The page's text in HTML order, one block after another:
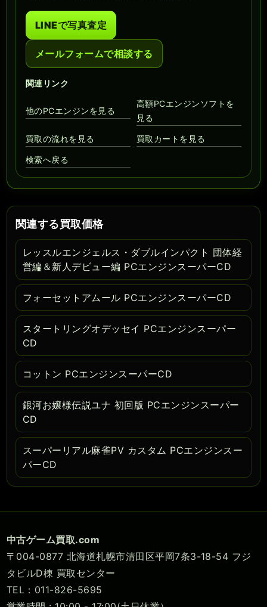
LINEで写真査定
メールフォームで相談する
関連リンク
他のPCエンジンを見る
高額PCエンジンソフトを
見る
買取の流れを見る 買取カートを見る
検索へ戻る
関連する買取価格
レッスルエンジェルス・ダブルインパクト 団体経
営編＆新人デビュー編 PCエンジンスーパーCD
フォーセットアムール PCエンジンスーパーCD
スタートリングオデッセイ PCエンジンスーパー
CD
コットン PCエンジンスーパーCD
銀河お嬢様伝説ユナ 初回版 PCエンジンスーパー
CD
スーパーリアル麻雀PV カスタム PCエンジンスー
パーCD
中古ゲーム買取.com
〒004-0877 北海道札幌市清田区平岡7条3-18-54 フジ
タビルD棟 買取センター
TEL：011-826-5695